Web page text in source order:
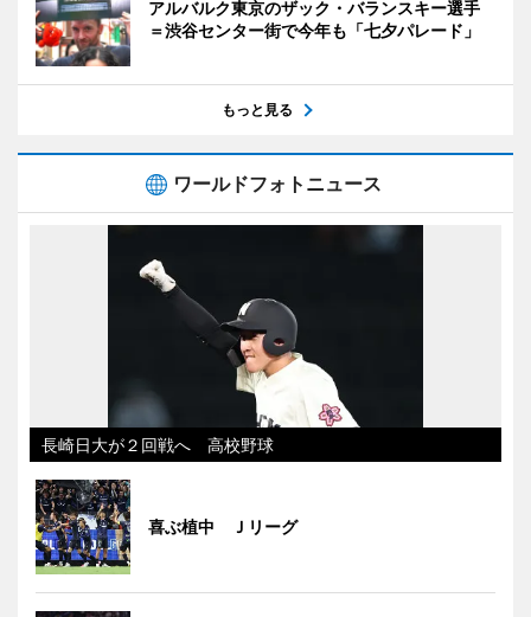
アルバルク東京のザック・バランスキー選手
＝渋谷センター街で今年も「七夕パレード」
もっと見る
ワールドフォトニュース
長崎日大が２回戦へ 高校野球
喜ぶ植中 Ｊリーグ